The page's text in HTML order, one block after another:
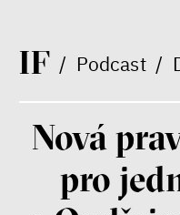
IF/ Podcast/
Nová
pro